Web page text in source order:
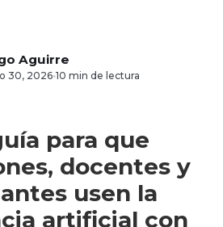
Aguirre
30, 2026·10 min de lectura
para que
docentes y
usen la
artificial con